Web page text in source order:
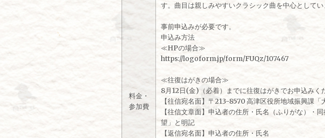
料金・
参加費
す。曲目は親しみやすいクラシック曲を中心としてい
事前申込みが必要です。
申込み方法
≪HPの場合≫
https://logoform.jp/form/FUQz/107467
≪往復はがきの場合≫
8月12日(金)（必着）までに往復はがきでお申込みく
【往信宛名面】〒213-8570 高津区役所地域振興課
【往信文章面】申込者の住所・氏名（ふりがな）・
望」と明記
【返信宛名面】申込者の住所・氏名